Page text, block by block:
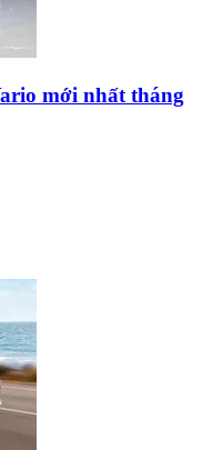
mới nhất tháng